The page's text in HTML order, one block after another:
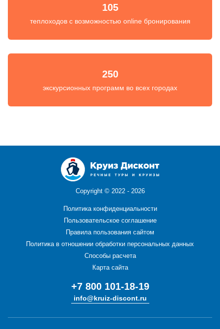
105
теплоходов с возможностью online бронирования
250
экскурсионных программ во всех городах
Copyright © 2022 - 2026
Политика конфиденциальности
Пользовательское соглашение
Правила пользования сайтом
Политика в отношении обработки персональных данных
Способы расчета
Карта сайта
+7 800 101-18-19
info@kruiz-discont.ru